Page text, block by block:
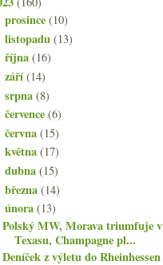
prosince(10)
listopadu(13)
října(16)
září(14)
srpna(8)
července(6)
června(15)
května(17)
dubna(15)
března(14)
února(13)
Polský MW, Morava triumfuje v
Texasu, Champagne pl...
Deníček z výletu do Rheinhessen